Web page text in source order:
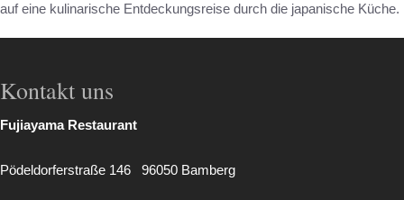
auf eine kulinarische Entdeckungsreise durch die japanische Küche.
Kontakt uns
Fujiayama Restaurant
Pödeldorferstraße 146 96050 Bamberg